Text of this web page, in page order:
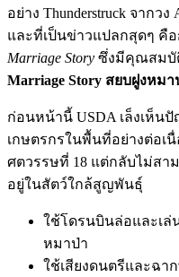
อย่าง Thunderstruck จากว
และที่เป็นข่าวแปลกสุดๆ คื
Marriage Story ซึ่งมีคุณสมบั
Marriage Story สยบฝูงหมา
ก่อนหน้านี้ USDA เล็งเห็น
เกษตรกรในพื้นที่อย่างต่อเ
ศตวรรษที่ 18 แต่กลับไม่สา
อยู่ในสัตว์ใกล้สูญพันธุ์
ใช้โดรนบินล่อและเล่
หมาป่า
ใช้เสียงดนตรีและฉาก